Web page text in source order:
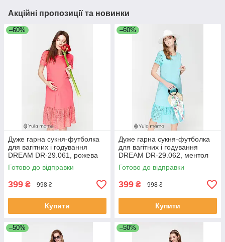
Акційні пропозиції та новинки
–60%
Дуже гарна сукня-футболка
для вагітних і годування
DREAM DR-29.061, рожева
Готово до відправки
399 ₴ 998 ₴
Купити
–60%
Дуже гарна сукня-футболка
для вагітних і годування
DREAM DR-29.062, ментол
Готово до відправки
399 ₴ 998 ₴
Купити
–50% –50%